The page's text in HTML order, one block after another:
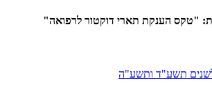
"טקס הענקת תארי דוקטור לרפואה"
לשנים תשע"ד ותשע"ה